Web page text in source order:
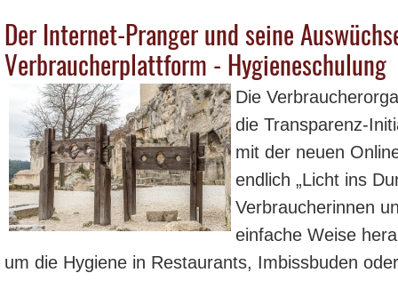
Der Internet-Pranger und seine
Verbraucherplattform - Hygieneschulung
Die
die Transparenz-
mit der neuen
endlich „Licht ins
Verbraucherinnen
einfache Weise
um die Hygiene in Restaurants, Imbissbuden